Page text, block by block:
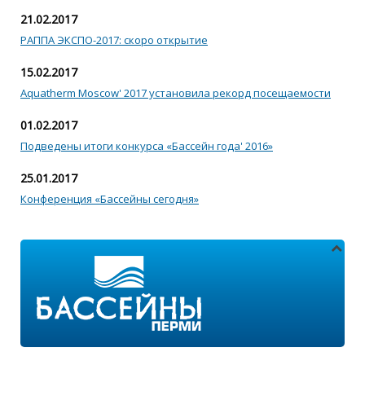
21.02.2017
РАППА ЭКСПО-2017: скоро открытие
15.02.2017
Aquatherm Moscow' 2017 установила рекорд посещаемости
01.02.2017
Подведены итоги конкурса «Бассейн года' 2016»
25.01.2017
Конференция «Бассейны сегодня»